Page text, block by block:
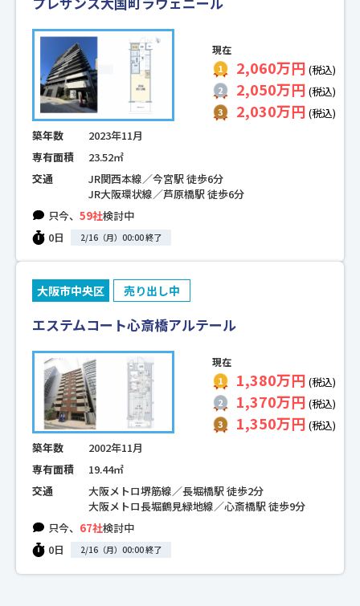
現在
2,060万円 (税込)
2,050万円 (税込)
2,030万円 (税込)
築年数
2023年11月
専有面積
23.52㎡
交通
JR関西本線／今宮駅 徒歩6分
JR大阪環状線／芦原橋駅 徒歩6分
只今、 59社検討中
0日
2/16（月）00:00 終了
大阪市中央区 売り出し中
エステムコート心斎橋アルテール
現在
1,380万円 (税込)
1,370万円 (税込)
1,350万円 (税込)
築年数
2002年11月
専有面積
19.44㎡
交通
大阪メトロ堺筋線／長堀橋駅 徒歩2分
大阪メトロ長堀鶴見緑地線／心斎橋駅 徒歩9分
只今、 67社検討中
0日
2/16（月）00:00 終了